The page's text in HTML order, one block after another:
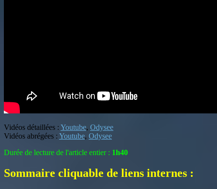
Vidéos détaillées : Youtube, Odysee
Vidéos abrégées : Youtube, Odysee
Durée de lecture de l'article entier : 1h40
Sommaire cliquable de liens internes :